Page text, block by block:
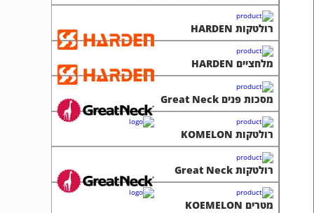
מסכות פנים Great Neck
רולטקות KOMELON
רולטקות Great Neck
מטרים KOEMELON
כלי גינון HARDEN
מטרים Graet Neck